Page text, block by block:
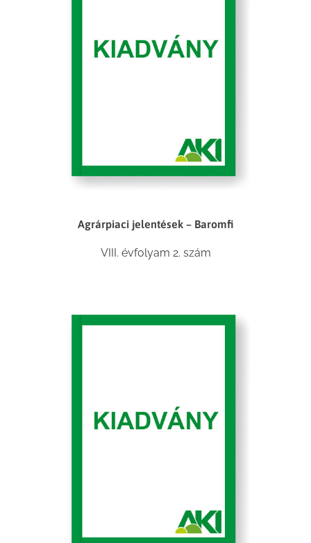
Agrárpiaci jelentések – Baromfi
VIII. évfolyam 2. szám